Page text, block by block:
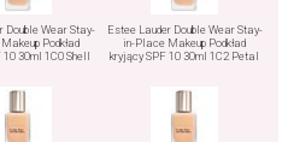
Double Wear Stay-
Podkład
10 30ml 1C0 Shell
Estee Lauder Double Wear Stay-
in-Place Makeup Podkład
kryjący SPF 10 30ml 1C2 Petal